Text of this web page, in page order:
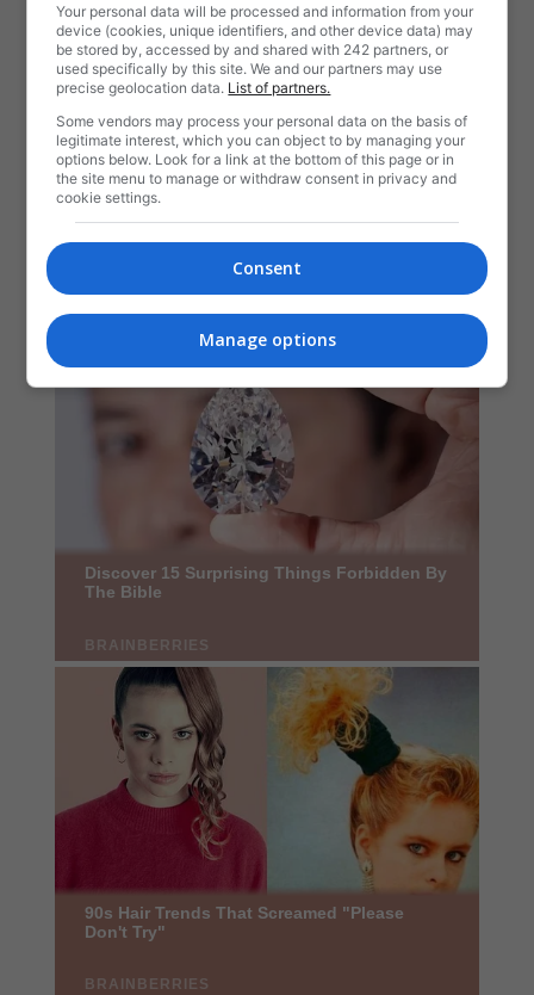
Your personal data will be processed and information from your
device (cookies, unique identifiers, and other device data) may
be stored by, accessed by and shared with 242 partners, or
used specifically by this site. We and our partners may use
precise geolocation data. List of partners.
Some vendors may process your personal data on the basis of
legitimate interest, which you can object to by managing your
options below. Look for a link at the bottom of this page or in
the site menu to manage or withdraw consent in privacy and
cookie settings.
Consent
Manage options